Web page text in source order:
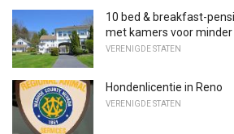
10 bed & breakfast-
met kamers voor minder
VERENIGDE STATEN
Hondenlicentie in Reno
VERENIGDE STATEN